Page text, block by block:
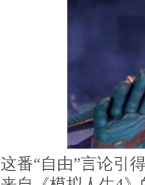
这番“自由”言论引